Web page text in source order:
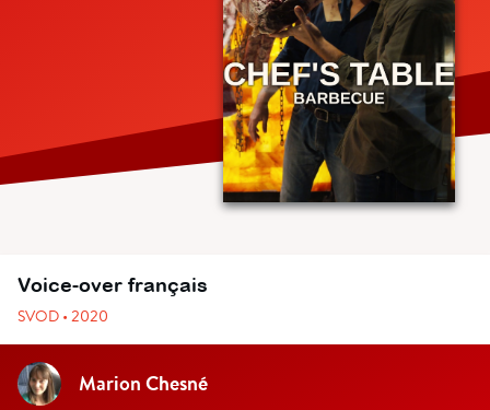
Voice-over français
SVOD • 2020
Marion Chesné